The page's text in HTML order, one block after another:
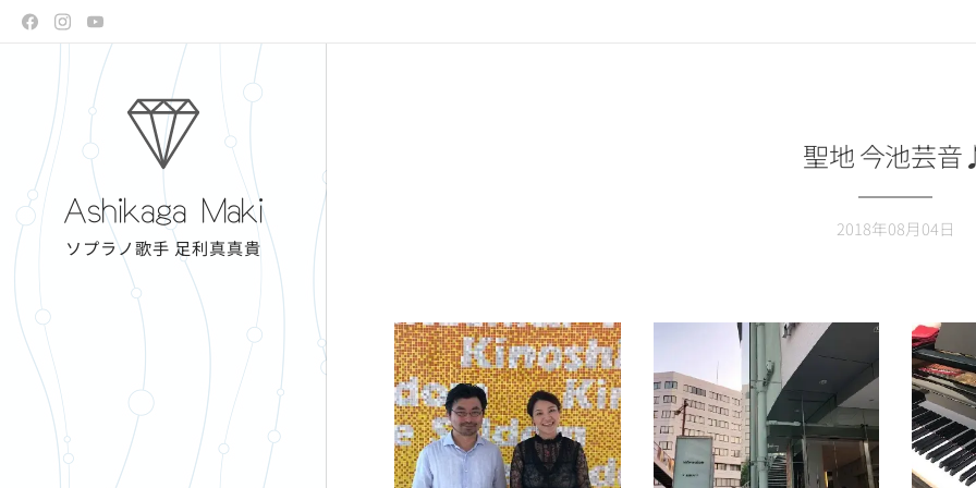
Ashikaga Maki
ソプラノ歌手 足利真真貴
聖地 今池芸
2018年08月04日